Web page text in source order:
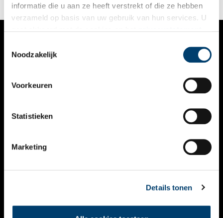
informatie die u aan ze heeft verstrekt of die ze hebben
verzameld op basis van uw gebruik van hun services. U
Noodzakelijk
Voorkeuren
Statistieken
Marketing
Details tonen
VERHALEN
KALENDER
THEMA’S
VIDEO’S
CONTACT